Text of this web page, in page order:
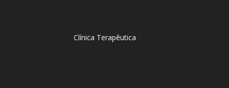
Clínica Terapêutica